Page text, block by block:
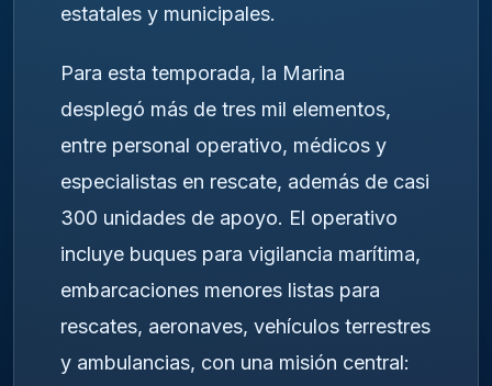
estatales y municipales.
Para esta temporada, la Marina
desplegó más de tres mil elementos,
entre personal operativo, médicos y
especialistas en rescate, además de casi
300 unidades de apoyo. El operativo
incluye buques para vigilancia marítima,
embarcaciones menores listas para
rescates, aeronaves, vehículos terrestres
y ambulancias, con una misión central: